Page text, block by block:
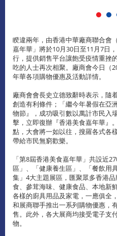
睽違兩年，由香港中華廠商聯合會
嘉年華」將於10月30日至11月7日
行，提供銷售平台讓飽受疫情重挫
吃的人士再次相聚。廠商會今日（
年華各項購物優惠及活動詳情。
廠商會會長史立德致辭時表示，隨
創造有利條件；「繼今年暑假在亞
物節』，成功吸引數以萬計市民入
擊，立即復辦『香港美食嘉年華』
點，大會將一如以往，搜羅各式各
帶給市民無窮歡樂。
「第8屆香港美食嘉年華」共設近
區」、「健康養生區」、「餐飲用
集」4大主題展區，匯聚眾多香港
食、參茸海味、健康食品、本地新
各樣的廚具用品及家電，一應俱全
和展商聯手推出一系列購物優惠，
售。此外，各大展商均接受電子支
物。